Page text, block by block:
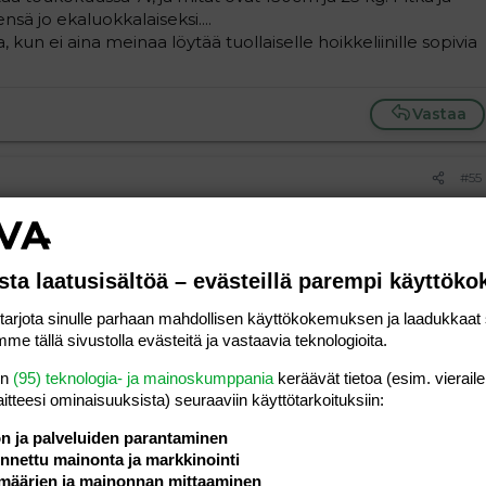
jo ekaluokkalaiseksi....
ei aina meinaa löytää tuollaiselle hoikkeliinille sopivia
Vastaa
#55
111cm ja painoa on n. 15kg.
laatusisältöä – evästeillä parempi
sinulle parhaan mahdollisen käyttökokemuksen ja laadukkaat
tällä sivustolla evästeitä ja vastaavia teknologioita.
(95) teknologia- ja mainoskumppania keräävät tietoa (esim.
ominaisuuk­sista) seuraaviin käyttötarkoituksiin:
ja palveluiden parantaminen
mainonta ja markkinointi
ja mainonnan mittaaminen